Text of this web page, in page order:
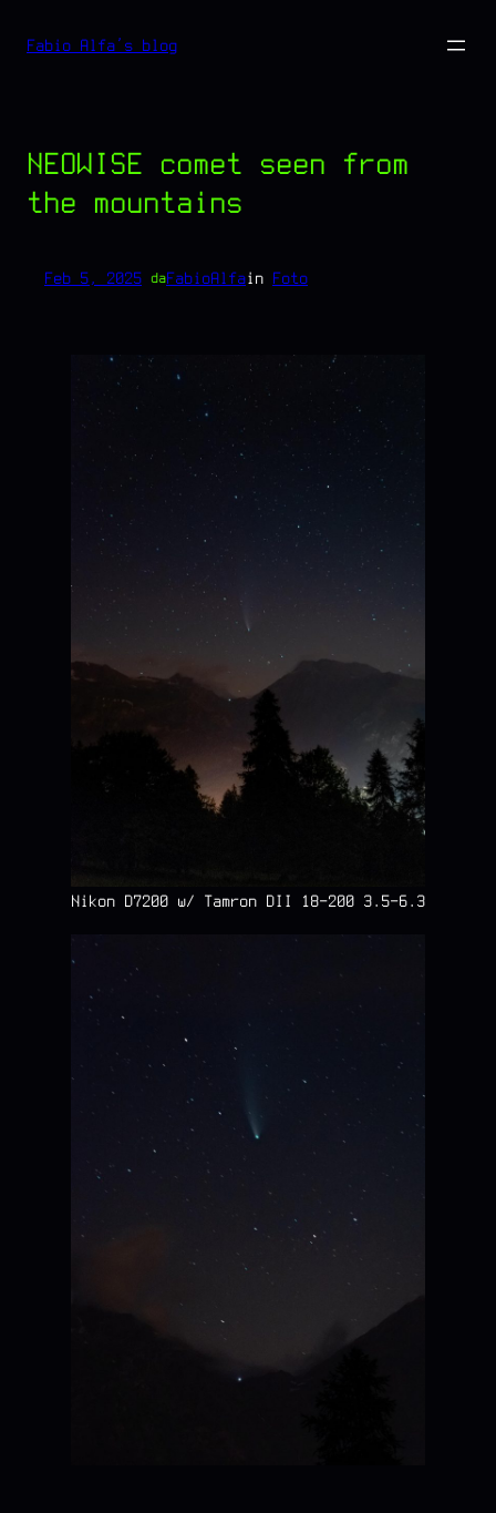
Fabio Alfa's blog
NEOWISE comet seen from
the mountains
Feb 5, 2025 daFabioAlfain Foto
Nikon D7200 w/ Tamron DII 18-200 3.5-6.3